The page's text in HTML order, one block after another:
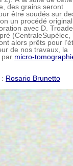
des grains seront
être soudés sur
un procédé
avec D.
(CentraleSupélec,
alors prêts pour
de nos travaux, la
par micro-
: Rosario Brunetto